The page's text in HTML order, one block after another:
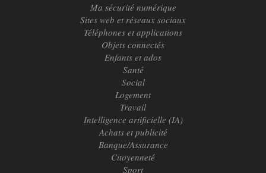
Ma sécurité numérique
Sites web et réseaux sociaux
Téléphones et applications
Objets connectés
Enfants et ados
Santé
Social
Logement
Travail
Intelligence artificielle (IA)
Achats et publicité
Banque/Assurance
Citoyenneté
Sport